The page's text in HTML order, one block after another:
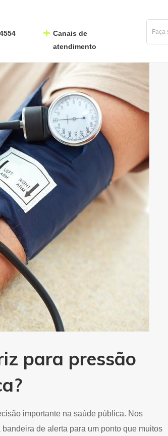
Canais de
atendimento
para pressão
importante na saúde pública. Nos
de alerta para um ponto que muitos